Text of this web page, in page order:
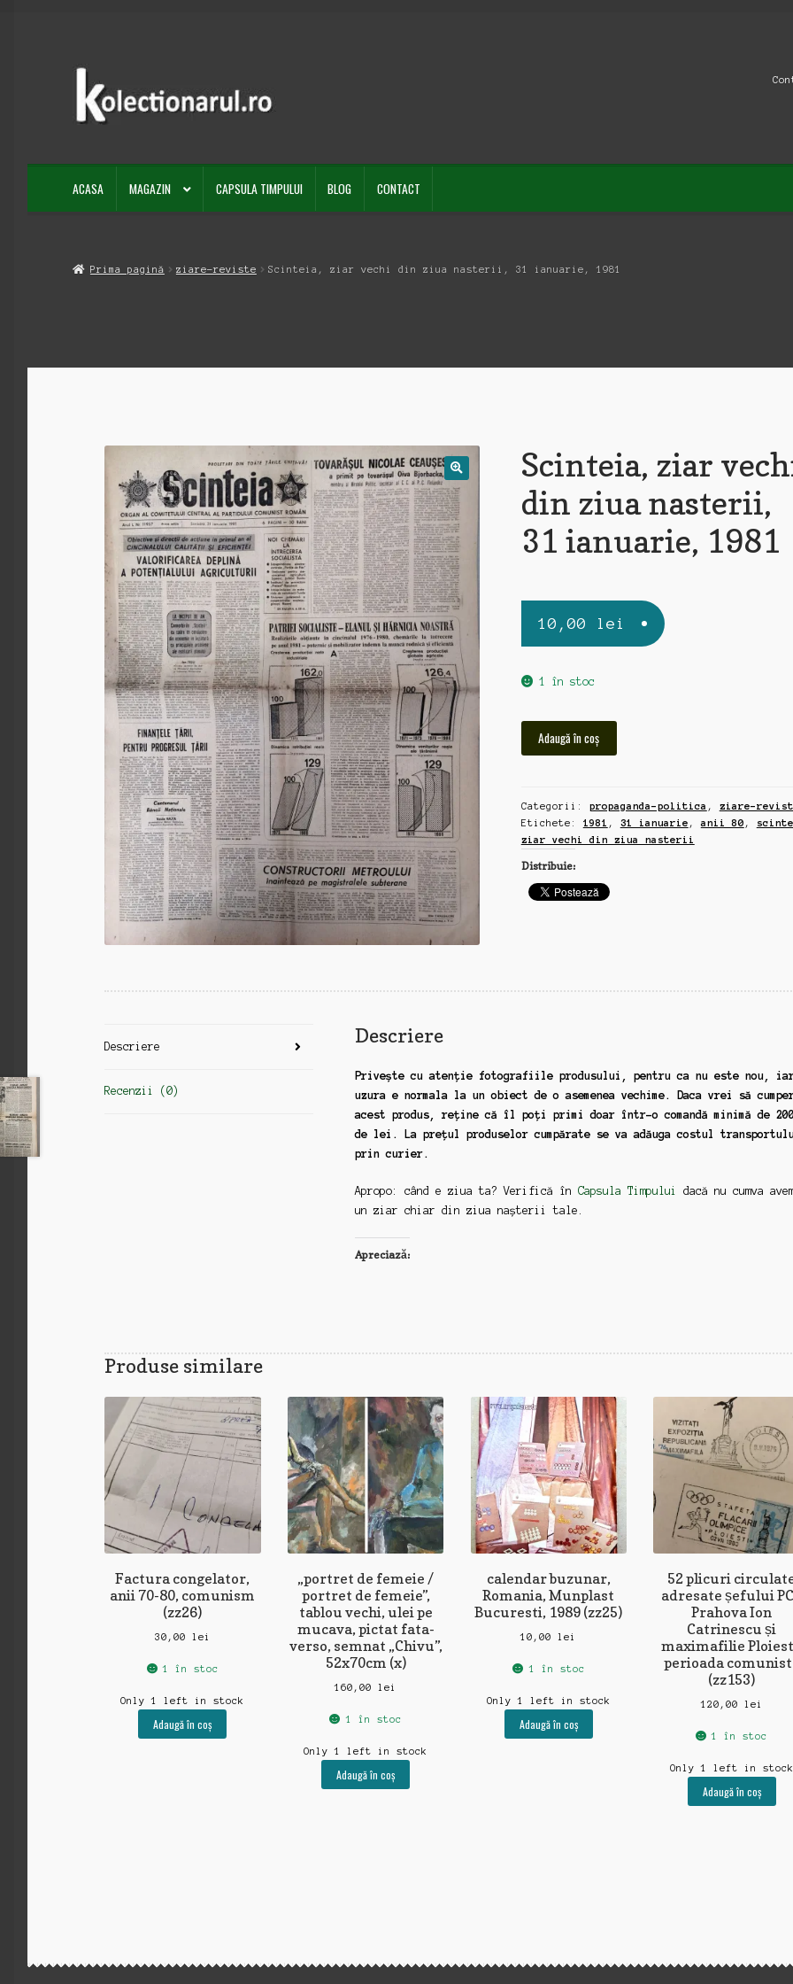
Sari
navigare
Sari
conținut
ACASA MAGAZIN CAPSULA TIMPULUI BLOG CONTACT
Prima pagină ziare-reviste Scinteia, ziar vechi din ziua nasterii, 31 ianuarie, 1981
Scinteia, ziar
din ziua nasterii,
31 ianuarie, 1981
10,00 lei
1 în stoc
Scinteia,
din
ziua
nasterii,
31
ianuarie,
1981
Adaugă în coș
Categorii: propaganda-politica , ziare-
Etichete: 1981 , 31 ianuarie ,anii 80 ,
ziar vechi din ziua nasterii
Distribuie:
Descriere
Recenzii (0)
Descriere
Privește cu atenție fotografiile produsului, pentru ca nu este nou,
uzura e normala la un obiect de o asemenea vechime. Daca vrei să
acest produs, reține că îl poți primi doar într-o comandă minimă de
de lei. La prețul produselor cumpărate se va adăuga costul
prin curier.
Apropo: când e ziua ta? Verifică în Capsula Timpului
dacă nu cumva
un ziar chiar din ziua nașterii tale.
Apreciază:
Produse similare
Factura congelator,
anii 70-80, comunism
(zz26)
30,00 lei
1 în stoc
Only 1 left in stock
Adaugă în coș
„portret de femeie /
portret de femeie”,
tablou vechi, ulei pe
mucava, pictat fata-
verso, semnat „Chivu”,
52x70cm (x)
160,00lei
1 în stoc
Only 1 left in stock
Adaugă în coș
calendar buzunar,
Romania, Munplast
Bucuresti, 1989 (zz25)
10,00lei
1 în stoc
Only 1 left in stock
Adaugă în coș
52 plicuri
adresate șefului
Prahova Ion
Catrinescu și
maximafilie
perioada
(zz153)
120,00 lei
1 în stoc
Only 1 left in stock
Adaugă în coș